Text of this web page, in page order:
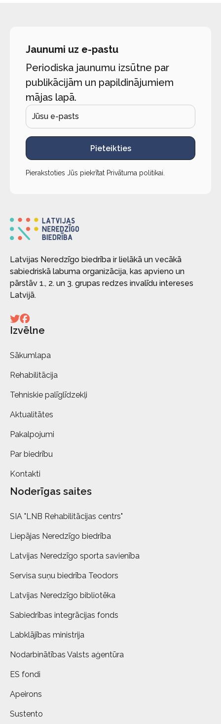
Jaunumi uz e-pastu
Periodiska jaunumu izsūtne par
publikācijām un papildinājumiem
mājas lapā.
Pieteikties
Pierakstoties Jūs piekrītat Privātuma politikai
Latvijas Neredzīgo biedrība ir lielākā un vecākā
sabiedriskā labuma organizācija, kas apvieno un
pārstāv 1., 2. un 3. grupas redzes invalīdu intereses
Latvijā.
Izvēlne
Sākumlapa
Rehabilitācija
Tehniskie palīglīdzekļi
Aktualitātes
Pakalpojumi
Par biedrību
Kontakti
Noderīgas saites
SIA "LNB Rehabilitācijas centrs"
Liepājas Neredzīgo biedrība
Latvijas Neredzīgo sporta savienība
Servisa suņu biedrība Teodors
Latvijas Neredzīgo bibliotēka
Sabiedrības integrācijas fonds
Labklājības ministrija
Nodarbinātības Valsts aģentūra
ES fondi
Apeirons
Sustento